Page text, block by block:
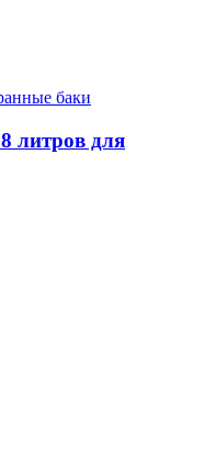
баки
литров для